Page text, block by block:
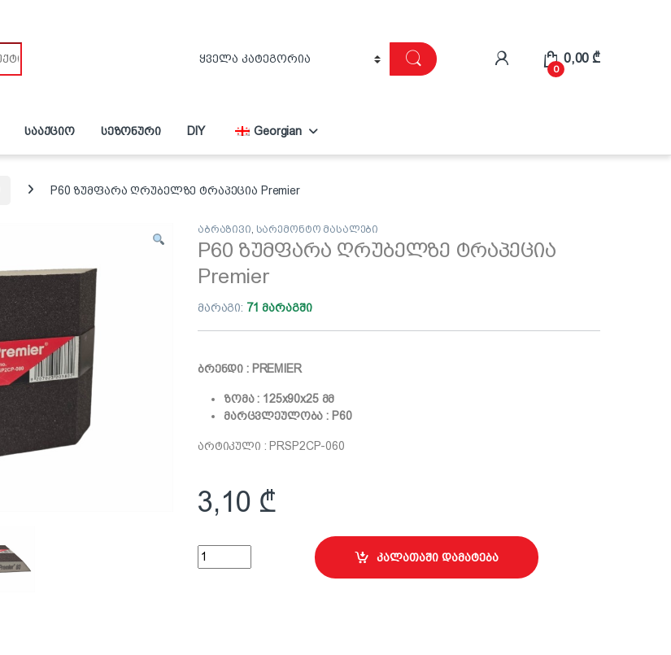
0
0,00 ₾
სააქციო სეზონური DIY Georgian
P60 ზუმფარა ღრუბელზე ტრაპეცია Premier
აბრაზივი, სარემონტო მასალები
P60 ზუმფარა ღრუბელზე ტრაპეცია
Premier
მარაგი: 71 მარაგში
ბრენდი : PREMIER
ზომა : 125x90x25 მმ
მარცვლეულობა : P60
არტიკული : PRSP2CP-060
3,10 ₾
P60 ზუმფარა ღრუბელზე ტრაპეცია Premier quantity
კალათაში დამატება